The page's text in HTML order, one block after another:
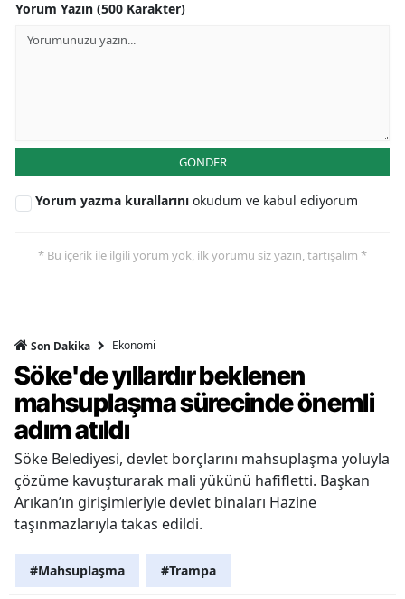
Yorum Yazın (500 Karakter)
GÖNDER
Yorum yazma kurallarını okudum ve kabul ediyorum
* Bu içerik ile ilgili yorum yok, ilk yorumu siz yazın, tartışalım *
Son Dakika Ekonomi
Söke'de yıllardır beklenen
mahsuplaşma sürecinde önemli
adım atıldı
Söke Belediyesi, devlet borçlarını mahsuplaşma yoluyla
çözüme kavuşturarak mali yükünü hafifletti. Başkan
Arıkan’ın girişimleriyle devlet binaları Hazine
taşınmazlarıyla takas edildi.
#Mahsuplaşma #Trampa